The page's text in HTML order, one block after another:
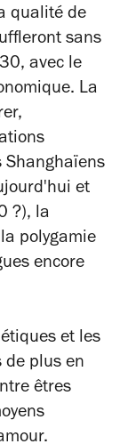
qualité de
sans
avec le
La
Shanghaïens
et
?), la
polygamie
encore
et les
de plus en
êtres